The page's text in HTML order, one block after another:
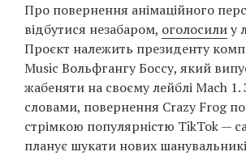
Про повернення анімаційного
відбутися незабаром, оголосилиу
Проєкт належить президенту
Music Вольфгангу Боссу, який
жабеняти на своєму лейблі Mach 1.
словами, повернення Crazy Frog
стрімкою популярністю TikTok —
планує шукати нових